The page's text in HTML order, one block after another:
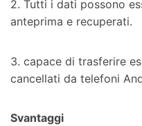
2. Tutti i dati possono
anteprima e recuperati.
3. capace di trasferire
cancellati da telefoni
Svantaggi